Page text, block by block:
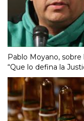
Pablo Moyano,
“Que lo defina la